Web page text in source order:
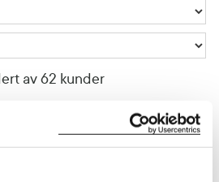
av 62 kunder